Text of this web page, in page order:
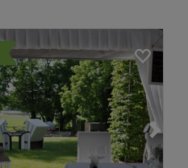
Loading...